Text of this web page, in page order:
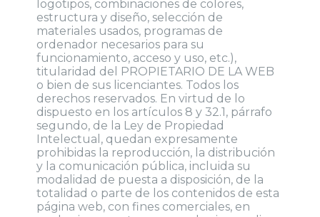
logotipos, combinaciones de colores,
estructura y diseño, selección de
materiales usados, programas de
ordenador necesarios para su
funcionamiento, acceso y uso, etc.),
titularidad del PROPIETARIO DE LA WEB
o bien de sus licenciantes. Todos los
derechos reservados. En virtud de lo
dispuesto en los artículos 8 y 32.1, párrafo
segundo, de la Ley de Propiedad
Intelectual, quedan expresamente
prohibidas la reproducción, la distribución
y la comunicación pública, incluida su
modalidad de puesta a disposición, de la
totalidad o parte de los contenidos de esta
página web, con fines comerciales, en